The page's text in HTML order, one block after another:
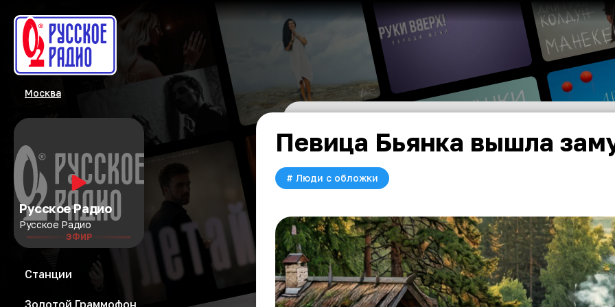
Москва
Русское Радио
Русское Радио
ЭФИР
Станции
Золотой Граммофон
Певица Бьянка вышла
# Люди с обложки